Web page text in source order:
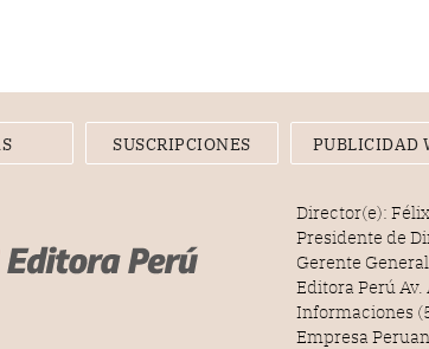
SUSCRIPCIONES PUBLICIDAD
Director(e):
Presidente de
Gerente
Editora Perú
Informaciones
Empresa